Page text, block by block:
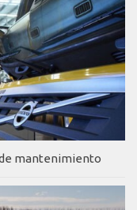
mantenimiento